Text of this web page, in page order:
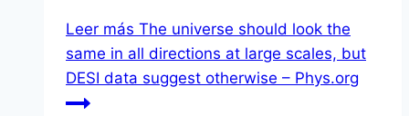
Leer más The universe should look the
same in all directions at large scales, but
DESI data suggest otherwise – Phys.org